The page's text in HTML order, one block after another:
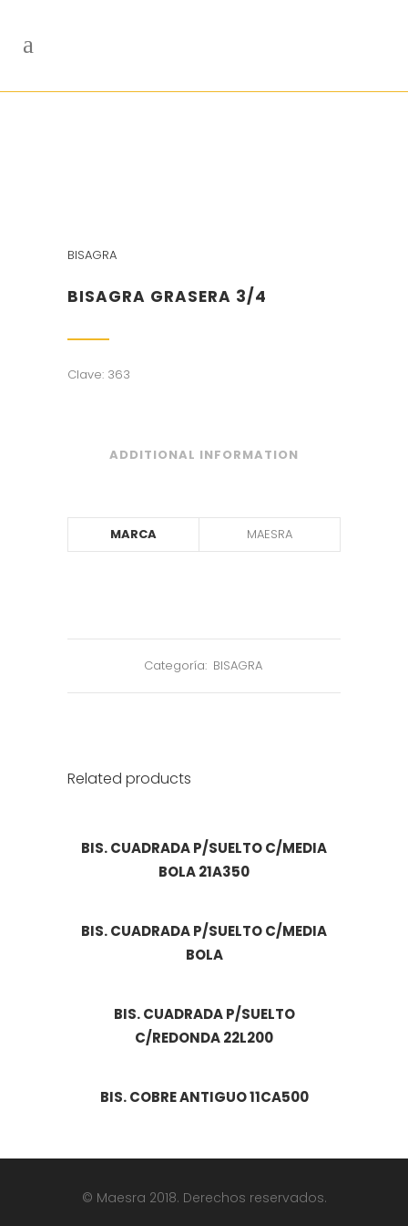
BISAGRA
BISAGRA GRASERA 3/4
Clave: 363
ADDITIONAL INFORMATION
MARCA MAESRA
Categoría: BISAGRA
Related products
BIS. CUADRADA P/SUELTO C/MEDIA
BOLA 21A350
BIS. CUADRADA P/SUELTO C/MEDIA
BOLA
BIS. CUADRADA P/SUELTO
C/REDONDA 22L200
BIS. COBRE ANTIGUO 11CA500
© Maesra 2018. Derechos reservados.